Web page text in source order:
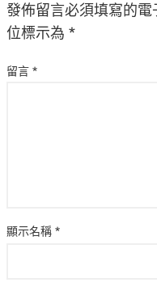
發佈留言必須填寫的電
位標示為 *
留言 *
顯示名稱 *